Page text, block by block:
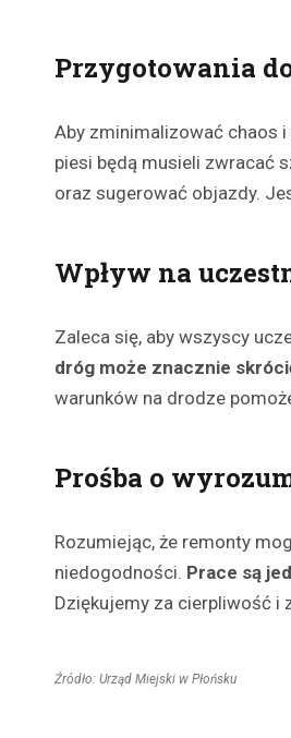
Przygotowania
Aby zminimalizować chaos
piesi będą musieli zwracać
oraz sugerować objazdy.
Wpływ na
Zaleca się, aby wszyscy
dróg może znacznie
warunków na drodze
Prośba o
Rozumiejąc, że remonty
niedogodności. Prace są
Dziękujemy za cierpliwość i
Źródło: Urząd Miejski w Płońsku